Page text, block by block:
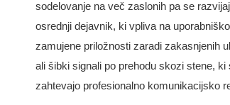
sodelovanje na več zaslonih pa se
osrednji dejavnik, ki vpliva na
zamujene priložnosti zaradi zakasnjenih
ali šibki signali po prehodu skozi stene,
zahtevajo profesionalno komunikacijsko